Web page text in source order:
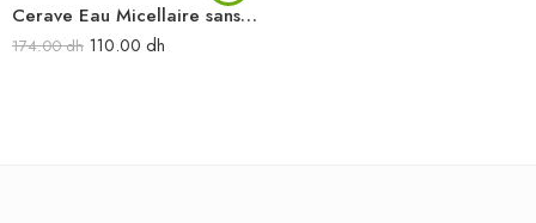
Cerave Eau Micellaire sans rinçage 295 ml
174.00dh 110.00 dh